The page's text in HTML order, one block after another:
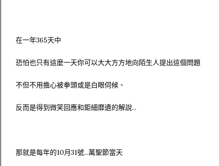
在一年365天中
恐怕也只有這麼一天你可以大大方方地向陌生人提出這個問題
不但不用擔心被拳頭或是白眼伺候、
反而是得到微笑回應和鉅細靡遺的解說...
那就是每年的10月31號...萬聖節當天